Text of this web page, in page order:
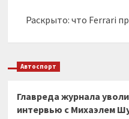
Раскрыто: что Ferrari
Автоспорт
Главреда журнала
интервью с Михаэлем